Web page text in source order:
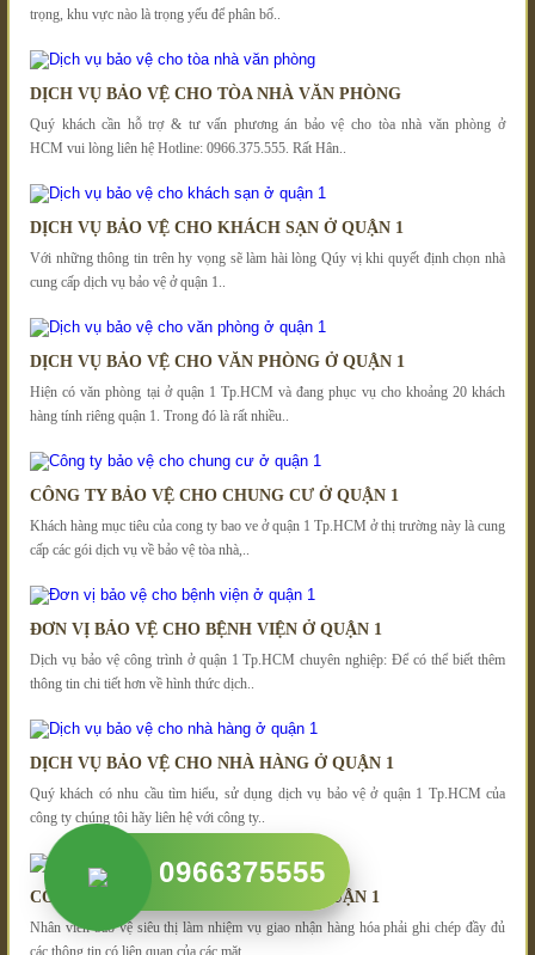
trọng, khu vực nào là trọng yếu để phân bố..
DỊCH VỤ BẢO VỆ CHO TÒA NHÀ VĂN PHÒNG
Quý khách cần hỗ trợ & tư vấn phương án bảo vệ cho tòa nhà văn phòng ở
HCM vui lòng liên hệ Hotline: 0966.375.555. Rất Hân..
DỊCH VỤ BẢO VỆ CHO KHÁCH SẠN Ở QUẬN 1
Với những thông tin trên hy vọng sẽ làm hài lòng Qúy vị khi quyết định chọn nhà
cung cấp dịch vụ bảo vệ ở quận 1..
DỊCH VỤ BẢO VỆ CHO VĂN PHÒNG Ở QUẬN 1
Hiện có văn phòng tại ở quận 1 Tp.HCM và đang phục vụ cho khoảng 20 khách
hàng tính riêng quận 1. Trong đó là rất nhiều..
CÔNG TY BẢO VỆ CHO CHUNG CƯ Ở QUẬN 1
Khách hàng mục tiêu của cong ty bao ve ở quận 1 Tp.HCM ở thị trường này là cung
cấp các gói dịch vụ về bảo vệ tòa nhà,..
ĐƠN VỊ BẢO VỆ CHO BỆNH VIỆN Ở QUẬN 1
Dịch vụ bảo vệ công trình ở quận 1 Tp.HCM chuyên nghiệp: Để có thể biết thêm
thông tin chi tiết hơn về hình thức dịch..
DỊCH VỤ BẢO VỆ CHO NHÀ HÀNG Ở QUẬN 1
Quý khách có nhu cầu tìm hiểu, sử dụng dịch vụ bảo vệ ở quận 1 Tp.HCM của
công ty chúng tôi hãy liên hệ với công ty..
CÔNG TY BẢO VỆ CHO SIÊU THỊ Ở QUẬN 1
Nhân viên bảo vệ siêu thị làm nhiệm vụ giao nhận hàng hóa phải ghi chép đầy đủ
các thông tin có liên quan của các mặt..
0966375555